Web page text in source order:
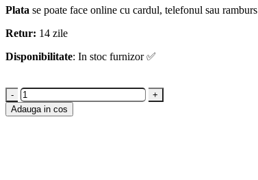
Plata se poate face online cu cardul, telefonul sau ramburs
Retur: 14 zile
Disponibilitate: In stoc furnizor ✅
-
+
Adauga in cos